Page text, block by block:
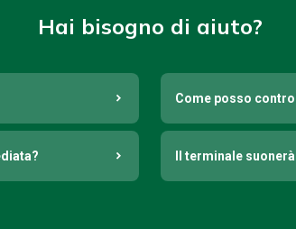
Hai bisogno di aiuto?
Come posso
Il terminale